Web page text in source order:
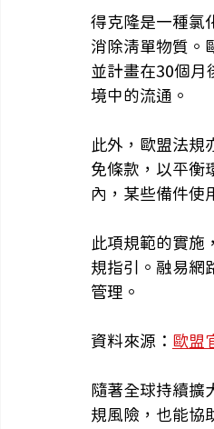
得克隆是一種氯
消除清單物質。
並計畫在30個月
境中的流通。
此外，歐盟法規
免條款，以平衡
內，某些備件使
此項規範的實施
規指引。融易網
管理。
資料來源： 歐盟
隨著全球持續擴
規風險，也能協